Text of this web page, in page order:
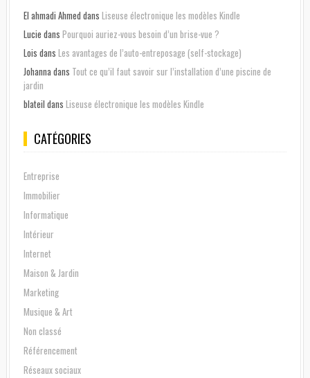
El ahmadi Ahmed dans Liseuse électronique les modèles Kindle
Lucie dans Pourquoi auriez-vous besoin d’un brise-vue ?
Lois dans Les avantages de l’auto-entreposage (self-stockage)
Johannadans Tout ce qu’il faut savoir sur l’installation d’une piscine de
jardin
blateil dans Liseuse électronique les modèles Kindle
CATÉGORIES
Entreprise
Immobilier
Informatique
Intérieur
Internet
Maison & Jardin
Marketing
Musique & Art
Non classé
Référencement
Réseaux sociaux